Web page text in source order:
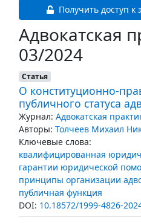
Получить доступ к
Адвокатская
03/2024
Статья
О конституционно-
публичного статуса
Журнал: Адвокатская
Авторы: Толчеев Михаил
Ключевые слова:
квалифицированная
гарантии юридической
принципы организации
публичная функция
DOI: 10.18572/1999-4826-